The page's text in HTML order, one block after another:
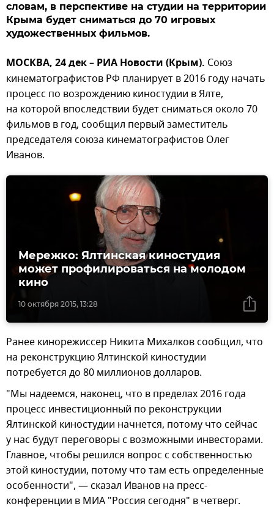
словам, в перспективе на студии на территории
Крыма будет сниматься до 70 игровых
художественных фильмов.
МОСКВА, 24 дек – РИА Новости (Крым). Союз
кинематографистов РФ планирует в 2016 году начать
процесс по возрождению киностудии в Ялте,
на которой впоследствии будет сниматься около 70
фильмов в год, сообщил первый заместитель
председателя союза кинематографистов Олег
Иванов.
10 октября 2015, 13:28
Мережко: Ялтинская киностудия
может профилироваться на молодом
кино
Ранее кинорежиссер Никита Михалков сообщил, что
на реконструкцию Ялтинской киностудии
потребуется до 80 миллионов долларов.
"Мы надеемся, наконец, что в пределах 2016 года
процесс инвестиционный по реконструкции
Ялтинской киностудии начнется, потому что сейчас
у нас будут переговоры с возможными инвесторами.
Главное, чтобы решился вопрос с собственностью
этой киностудии, потому что там есть определенные
особенности", — сказал Иванов на пресс-
конференции в МИА "Россия сегодня" в четверг.